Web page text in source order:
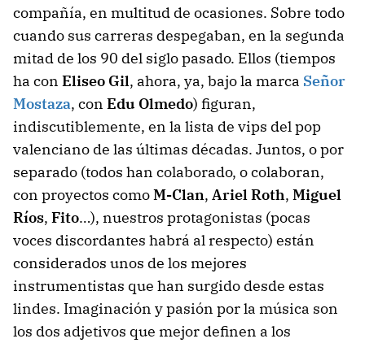
compañía, en multitud de ocasiones. Sobre todo
cuando sus carreras despegaban, en la segunda
mitad de los 90 del siglo pasado. Ellos (tiempos
ha con Eliseo Gil, ahora, ya, bajo la marca Señor
Mostaza, con Edu Olmedo) figuran,
indiscutiblemente, en la lista de vips del pop
valenciano de las últimas décadas. Juntos, o por
separado (todos han colaborado, o colaboran,
con proyectos comoM-Clan, Ariel Roth, Miguel
Ríos, Fito…), nuestros protagonistas (pocas
voces discordantes habrá al respecto) están
considerados unos de los mejores
instrumentistas que han surgido desde estas
lindes. Imaginación y pasión por la música son
los dos adjetivos que mejor definen a los